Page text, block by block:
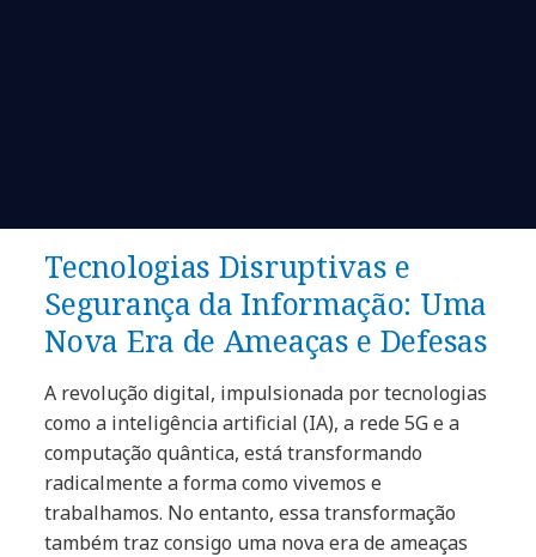
Tecnologias Disruptivas e
Segurança da Informação: Uma
Nova Era de Ameaças e Defesas
A revolução digital, impulsionada por tecnologias
como a inteligência artificial (IA), a rede 5G e a
computação quântica, está transformando
radicalmente a forma como vivemos e
trabalhamos. No entanto, essa transformação
também traz consigo uma nova era de ameaças